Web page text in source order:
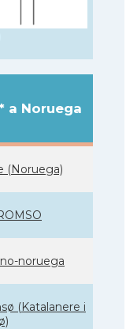
a Noruega
(Noruega)
noruega
(Katalanere i